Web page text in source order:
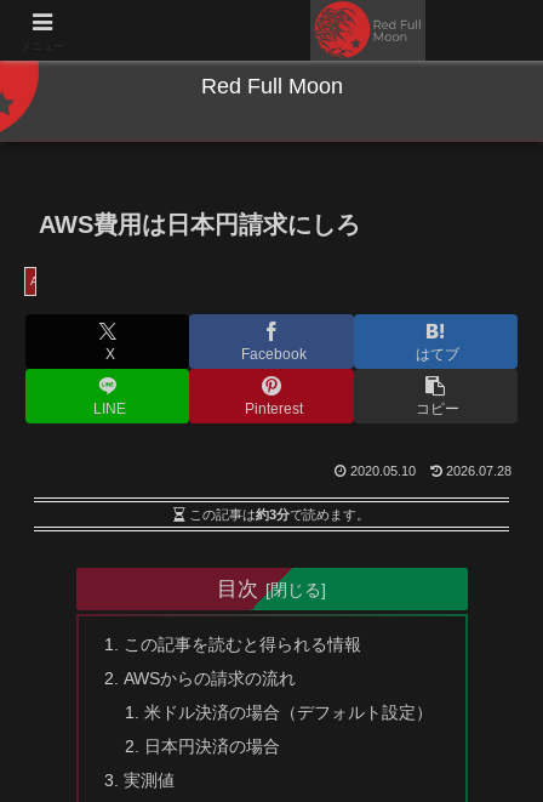
NWとキーボードのジャンク沼に沈む夜
Red Full Moon
AWS費用は日本円請求にしろ
AWS
X Facebook はてブ
LINE Pinterest コピー
2020.05.10 2026.07.28
この記事は約3分で読めます。
目次
この記事を読むと得られる情報
AWSからの請求の流れ
米ドル決済の場合（デフォルト設定）
日本円決済の場合
実測値